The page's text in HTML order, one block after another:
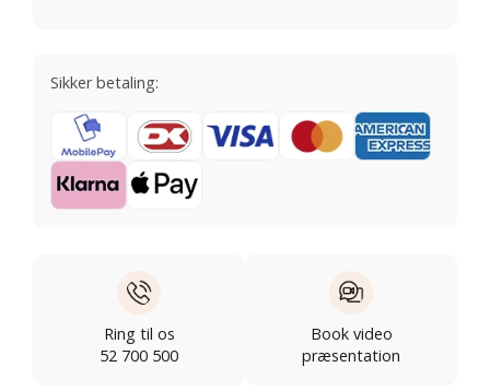
Sikker betaling:
Ring til os
52 700 500
Book video
præsentation